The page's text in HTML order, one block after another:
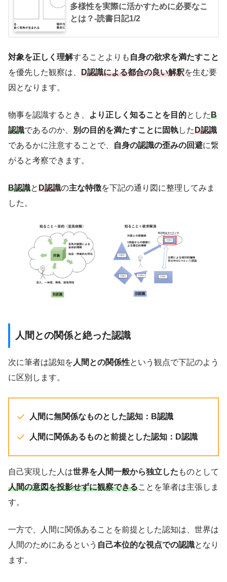
多様性を実際に活かすために必要なこ
とは？-読書日記1/2
対象を正しく理解することよりも 自身の欲求を満たすこと
を優先した観察は、 D認識による都合の良い解釈を生む要
因となります。
物事を認識するとき、 より正しく知ることを目的としたB
認識であるのか、 別の目的を満たすことに固執したD認識
であるかに注意することで、
自身の認識の歪みの回避に繋
がると考察できます。
B認識とD認識の主な特徴を下記の通り図に整理してみま
した。
人間との関係と絶った認識
次に筆者は認知を 人間との関係性という観点で下記のよう
に区別します。
人間に無関係なものとした認知：B認識
人間に関係あるものと前提とした認知：D認識
自己実現した人は世界を人間一般から独立した ものとして
人間の意図を投影せずに観察できることを筆者は主張しま
す。
一方で、人間に関係あることを前提とした認知は、世界は
人間のためにあるという 自己本位的な視点での認識となり
ます。